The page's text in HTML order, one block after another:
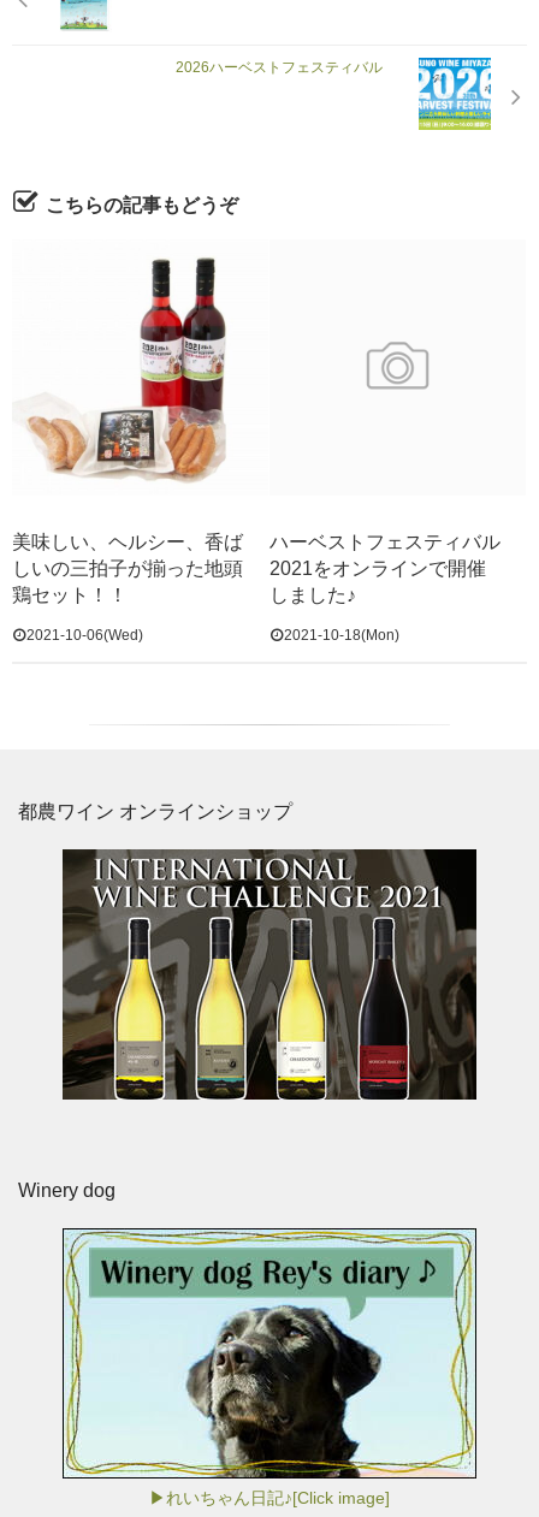
2026ハーベストフェスティバル
こちらの記事もどうぞ
美味しい、ヘルシー、香ば
しいの三拍子が揃った地頭
鶏セット！！
2021-10-06(Wed)
ハーベストフェスティバル
2021をオンラインで開催
しました♪
2021-10-18(Mon)
都農ワイン オンラインショップ
Winery dog
▶れいちゃん日記♪[Click image]